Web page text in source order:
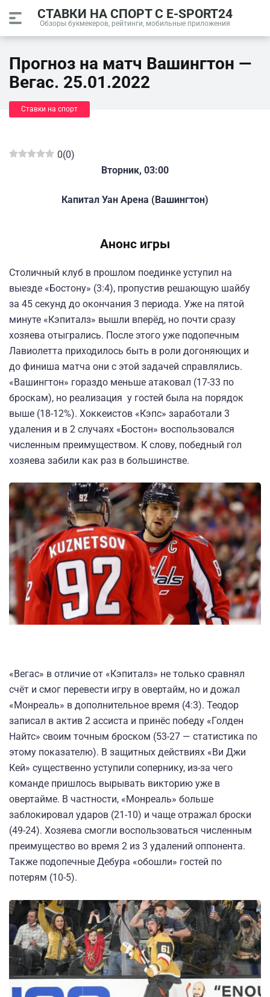
СТАВКИ НА СПОРТ С E-SPORT24
Обзоры букмекеров, рейтинги, мобильные приложения
Прогноз на матч Вашингтон —
Вегас. 25.01.2022
Ставки на спорт
0(0)
Вторник, 03:00
Капитал Уан Арена (Вашингтон)
Анонс игры
Столичный клуб в прошлом поединке уступил на
выезде «Бостону» (3:4), пропустив решающую шайбу
за 45 секунд до окончания 3 периода. Уже на пятой
минуте «Кэпиталз» вышли вперёд, но почти сразу
хозяева отыгрались. После этого уже подопечным
Лавиолетта приходилось быть в роли догоняющих и
до финиша матча они с этой задачей справлялись.
«Вашингтон» гораздо меньше атаковал (17-33 по
броскам), но реализация у гостей была на порядок
выше (18-12%). Хоккеистов «Кэпс» заработали 3
удаления и в 2 случаях «Бостон» воспользовался
численным преимуществом. К слову, победный гол
хозяева забили как раз в большинстве.
«Вегас» в отличие от «Кэпиталз» не только сравнял
счёт и смог перевести игру в овертайм, но и дожал
«Монреаль» в дополнительное время (4:3). Теодор
записал в актив 2 ассиста и принёс победу «Голден
Найтс» своим точным броском (53-27 — статистика по
этому показателю). В защитных действиях «Ви Джи
Кей» существенно уступили сопернику, из-за чего
команде пришлось вырывать викторию уже в
овертайме. В частности, «Монреаль» больше
заблокировал ударов (21-10) и чаще отражал броски
(49-24). Хозяева смогли воспользоваться численным
преимущество во время 2 из 3 удалений оппонента.
Также подопечные Дебура «обошли» гостей по
потерям (10-5).